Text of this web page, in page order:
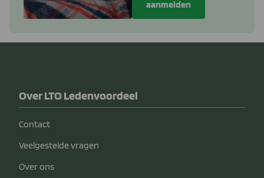
Over LTO Ledenvoordeel
Contact
Veelgestelde vragen
Over ons